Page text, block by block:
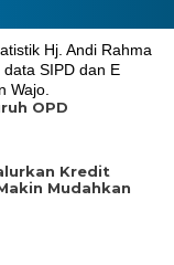
OPD
Kredit
Mudahkan